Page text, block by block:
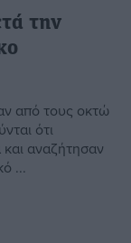
την
από τους οκτώ
ότι
αναζήτησαν
...